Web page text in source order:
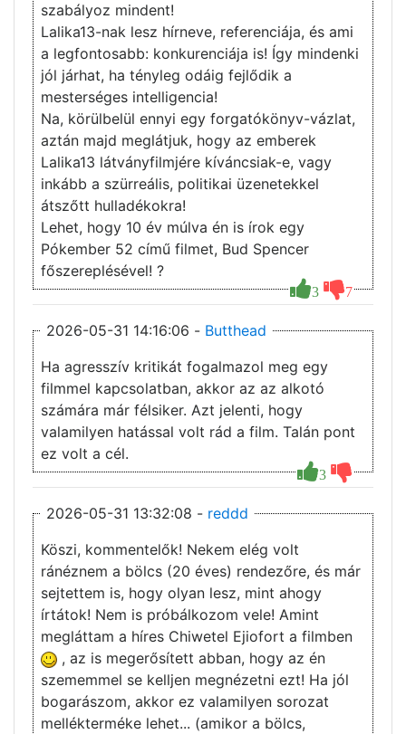
3 7
szabályoz mindent!
Lalika13-nak lesz hírneve, referenciája, és ami
a legfontosabb: konkurenciája is! Így mindenki
jól járhat, ha tényleg odáig fejlődik a
mesterséges intelligencia!
Na, körülbelül ennyi egy forgatókönyv-vázlat,
aztán majd meglátjuk, hogy az emberek
Lalika13 látványfilmjére kíváncsiak-e, vagy
inkább a szürreális, politikai üzenetekkel
átszőtt hulladékokra!
Lehet, hogy 10 év múlva én is írok egy
Pókember 52 című filmet, Bud Spencer
főszereplésével! ?
2026-05-31 14:16:06 - Butthead
3
Ha agresszív kritikát fogalmazol meg egy
filmmel kapcsolatban, akkor az az alkotó
számára már félsiker. Azt jelenti, hogy
valamilyen hatással volt rád a film. Talán pont
ez volt a cél.
2026-05-31 13:32:08 - reddd
Köszi, kommentelők! Nekem elég volt
ránéznem a bölcs (20 éves) rendezőre, és már
sejtettem is, hogy olyan lesz, mint ahogy
írtátok! Nem is próbálkozom vele! Amint
megláttam a híres Chiwetel Ejiofort a filmben
, az is megerősített abban, hogy az én
szememmel se kelljen megnézetni ezt! Ha jól
bogarászom, akkor ez valamilyen sorozat
mellékterméke lehet... (amikor a bölcs,